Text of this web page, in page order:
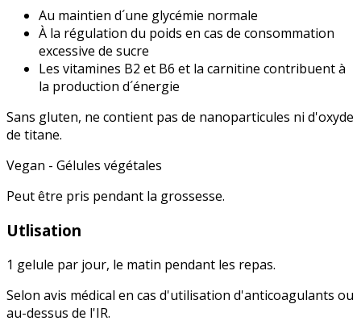
Au maintien d´une glycémie normale
À la régulation du poids en cas de consommation
excessive de sucre
Les vitamines B2 et B6 et la carnitine contribuent à
la production d´énergie
Sans gluten, ne contient pas de nanoparticules ni d'oxyde
de titane.
Vegan - Gélules végétales
Peut être pris pendant la grossesse.
Utlisation
1 gelule par jour, le matin pendant les repas.
Selon avis médical en cas d'utilisation d'anticoagulants ou
au-dessus de l'IR.